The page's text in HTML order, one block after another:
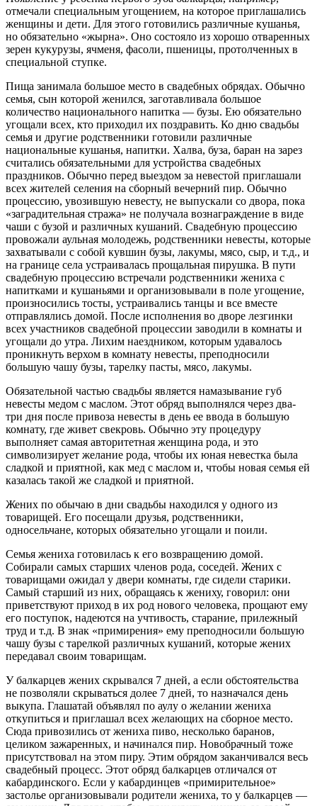
отмечали специальным угощением, на которое приглашались
женщины и дети. Для этого готовились различные кушанья,
но обязательно «жырна». Оно состояло из хорошо отваренных
зерен кукурузы, ячменя, фасоли, пшеницы, протолченных в
специальной ступке.
Пища занимала большое место в свадебных обрядах. Обычно
семья, сын которой женился, заготавливала большое
количество национального напитка — бузы. Ею обязательно
угощали всех, кто приходил их поздравить. Ко дню свадьбы
семья и другие родственники готовили различные
национальные кушанья, напитки. Халва, буза, баран на зарез
считались обязательными для устройства свадебных
праздников. Обычно перед выездом за невестой приглашали
всех жителей селения на сборный вечерний пир. Обычно
процессию, увозившую невесту, не выпускали со двора, пока
«заградительная стража» не получала вознаграждение в виде
чаши с бузой и различных кушаний. Свадебную процессию
провожали аульная молодежь, родственники невесты, которые
захватывали с собой кувшин бузы, лакумы, мясо, сыр, и т.д., и
на границе села устраивалась прощальная пирушка. В пути
свадебную процессию встречали родственники жениха с
напитками и кушаньями и организовывали в поле угощение,
произносились тосты, устраивались танцы и все вместе
отправлялись домой. После исполнения во дворе лезгинки
всех участников свадебной процессии заводили в комнаты и
угощали до утра. Лихим наездником, которым удавалось
проникнуть верхом в комнату невесты, преподносили
большую чашу бузы, тарелку пасты, мясо, лакумы.
Обязательной частью свадьбы является намазывание губ
невесты медом с маслом. Этот обряд выполнялся через два-
три дня после привоза невесты в день ее ввода в большую
комнату, где живет свекровь. Обычно эту процедуру
выполняет самая авторитетная женщина рода, и это
символизирует желание рода, чтобы их юная невестка была
сладкой и приятной, как мед с маслом и, чтобы новая семья ей
казалась такой же сладкой и приятной.
Жених по обычаю в дни свадьбы находился у одного из
товарищей. Его посещали друзья, родственники,
односельчане, которых обязательно угощали и поили.
Семья жениха готовилась к его возвращению домой.
Собирали самых старших членов рода, соседей. Жених с
товарищами ожидал у двери комнаты, где сидели старики.
Самый старший из них, обращаясь к жениху, говорил: они
приветствуют приход в их род нового человека, прощают ему
его поступок, надеются на учтивость, старание, прилежный
труд и т.д. В знак «примирения» ему преподносили большую
чашу бузы с тарелкой различных кушаний, которые жених
передавал своим товарищам.
У балкарцев жених скрывался 7 дней, а если обстоятельства
не позволяли скрываться долее 7 дней, то назначался день
выкупа. Глашатай объявлял по аулу о желании жениха
откупиться и приглашал всех желающих на сборное место.
Сюда привозились от жениха пиво, несколько баранов,
целиком зажаренных, и начинался пир. Новобрачный тоже
присутствовал на этом пиру. Этим обрядом заканчивался весь
свадебный процесс. Этот обряд балкарцев отличался от
кабардинского. Если у кабардинцев «примирительное»
застолье организовывали родители жениха, то у балкарцев —